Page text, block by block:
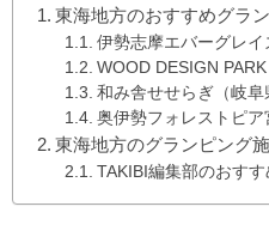
東海地方のおすすめグラ
伊勢志摩エバーグレイ
WOOD DESIGN PARK
和み舎せせらぎ（岐阜
奥伊勢フォレストピア
東海地方のグランピング
TAKIBI編集部のおすす